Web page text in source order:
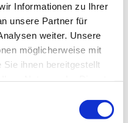
Informationen zu Ihrer
unsere Partner für
weiter. Unsere
möglicherweise mit
ihnen bereitgestellt